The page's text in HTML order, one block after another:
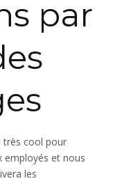
par
très cool pour
employés et nous
les